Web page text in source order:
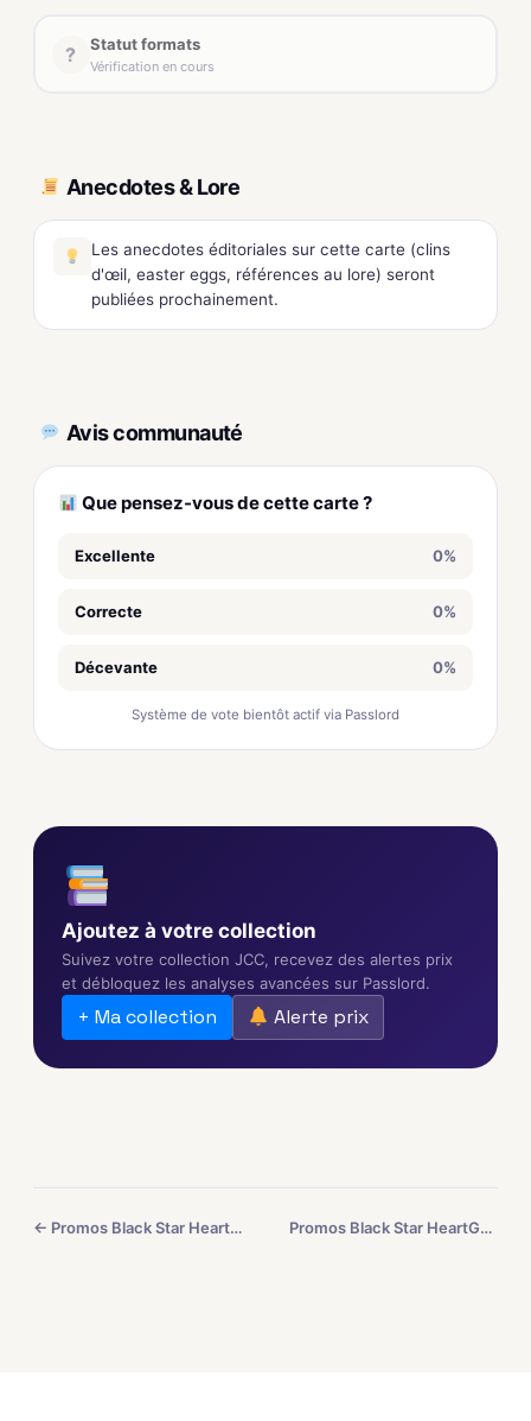
? Statut formats
Vérification en cours
Anecdotes & Lore
Les anecdotes éditoriales sur cette carte (clins
d'œil, easter eggs, références au lore) seront
publiées prochainement.
Avis communauté
Que pensez-vous de cette carte ?
Excellente 0%
Correcte 0%
Décevante 0%
Système de vote bientôt actif via Passlord
Ajoutez à votre collection
Suivez votre collection JCC, recevez des alertes prix
et débloquez les analyses avancées sur Passlord.
+ Ma collection Alerte prix
← Promos Black Star HeartGold SoulSilver #1 Promos Black Star HeartGold SoulSilver #3 →